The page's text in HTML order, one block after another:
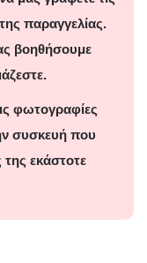
παραγγελίας.
βοηθήσουμε
φωτογραφίες
συσκευή που
της εκάστοτε